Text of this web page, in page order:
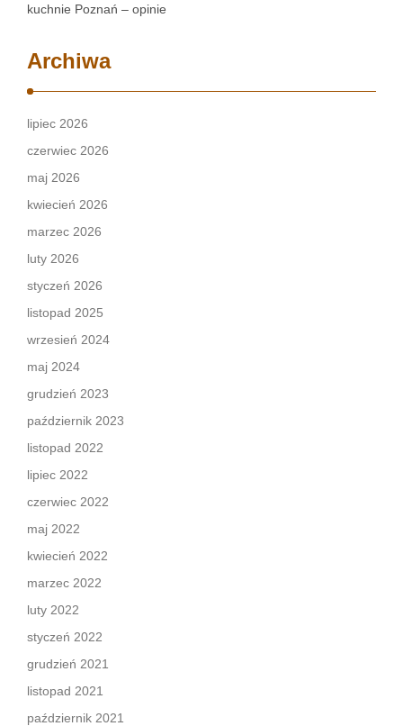
kuchnie Poznań – opinie
Archiwa
lipiec 2026
czerwiec 2026
maj 2026
kwiecień 2026
marzec 2026
luty 2026
styczeń 2026
listopad 2025
wrzesień 2024
maj 2024
grudzień 2023
październik 2023
listopad 2022
lipiec 2022
czerwiec 2022
maj 2022
kwiecień 2022
marzec 2022
luty 2022
styczeń 2022
grudzień 2021
listopad 2021
październik 2021